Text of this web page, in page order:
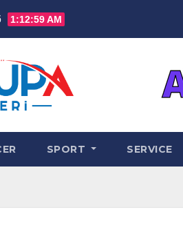
1:12:59 AM
SPORT SERVICE